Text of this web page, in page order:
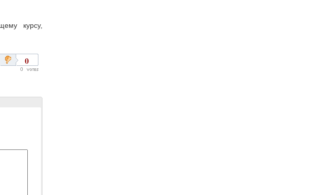
курсу,
0
0